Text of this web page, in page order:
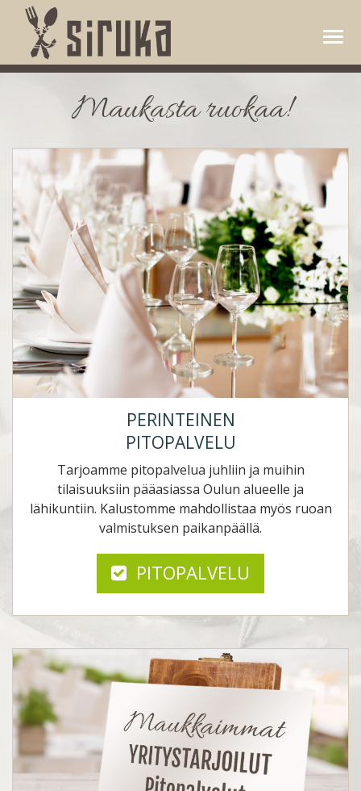
Maukasta ruokaa!
PERINTEINEN
PITOPALVELU
Tarjoamme pitopalvelua juhliin ja muihin
tilaisuuksiin pääasiassa Oulun alueelle ja
lähikuntiin. Kalustomme mahdollistaa myös ruoan
valmistuksen paikanpäällä.
PITOPALVELU